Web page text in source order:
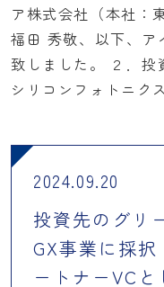
ア株式会社（本社：
福田 秀敬、以下、ア
致しました。 ２．投
シリコンフォトニク
2024.09.20
投資先のグリ
GX事業に採
ートナーVCと